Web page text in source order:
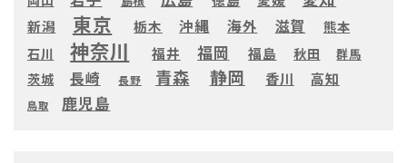
新潟 東京 栃木 沖縄 海外 滋賀
熊本
石川
神奈川 福井 福岡 福島 秋田 群馬
茨城 長崎 長野 青森 静岡 香川 高知
鳥取 鹿児島